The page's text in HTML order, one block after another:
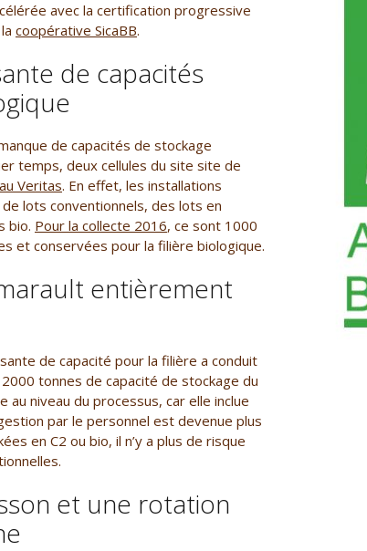
avec la certification progressive
coopérative SicaBB.
de capacités
de capacités de stockage
temps, deux cellules du site site de
Veritas. En effet, les installations
lots conventionnels, des lots en
bio. Pour la collecte 2016, ce sont 1000
et conservées pour la filière biologique.
entièrement
de capacité pour la filière a conduit
tonnes de capacité de stockage du
niveau du processus, car elle inclue
par le personnel est devenue plus
en C2 ou bio, il n’y a plus de risque
et une rotation